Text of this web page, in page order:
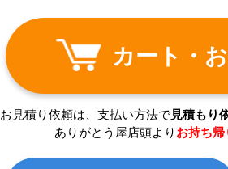
カート・
お見積り依頼は、支払い方法で見積もり
ありがとう屋店頭より お持ち帰